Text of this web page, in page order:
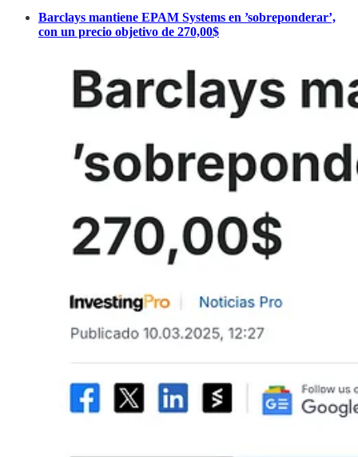
Barclays mantiene EPAM Systems en ’sobreponderar’,
con un precio objetivo de 270,00$